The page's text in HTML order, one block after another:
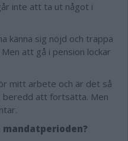
inte att ta ut något i
känna sig nöjd och trappa
att gå i pension lockar
mitt arbete och är det så
beredd att fortsätta. Men